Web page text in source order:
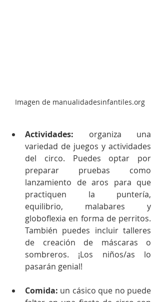
Imagen de manualidadesinfantiles.org
Actividades: organiza una
variedad de juegos y actividades
del circo. Puedes optar por
preparar pruebas como
lanzamiento de aros para que
practiquen la puntería,
equilibrio, malabares y
globoflexia en forma de perritos.
También puedes incluir talleres
de creación de máscaras o
sombreros. ¡Los niños/as lo
pasarán genial!
Comida: un cásico que no puede